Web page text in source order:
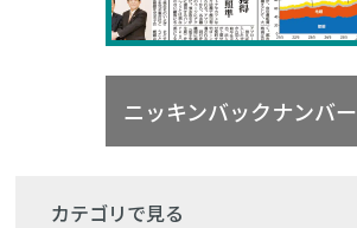
ニッキンバックナンバー
カテゴリで見る